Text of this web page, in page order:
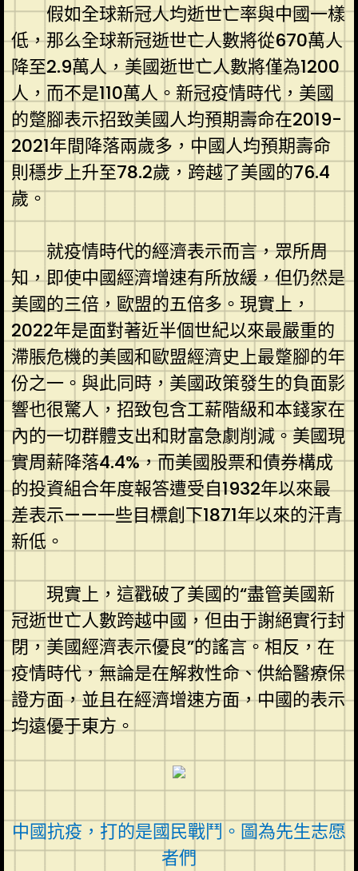
假如全球新冠人均逝世亡率與中國一樣
低，那么全球新冠逝世亡人數將從670萬人
降至2.9萬人，美國逝世亡人數將僅為1200
人，而不是110萬人。新冠疫情時代，美國
的蹩腳表示招致美國人均預期壽命在2019-
2021年間降落兩歲多，中國人均預期壽命
則穩步上升至78.2歲，跨越了美國的76.4
歲。
就疫情時代的經濟表示而言，眾所周
知，即使中國經濟增速有所放緩，但仍然是
美國的三倍，歐盟的五倍多。現實上，
2022年是面對著近半個世紀以來最嚴重的
滯脹危機的美國和歐盟經濟史上最蹩腳的年
份之一。與此同時，美國政策發生的負面影
響也很驚人，招致包含工薪階級和本錢家在
內的一切群體支出和財富急劇削減。美國現
實周薪降落4.4%，而美國股票和債券構成
的投資組合年度報答遭受自1932年以來最
差表示——一些目標創下1871年以來的汗青
新低。
現實上，這戳破了美國的“盡管美國新
冠逝世亡人數跨越中國，但由于謝絕實行封
閉，美國經濟表示優良”的謠言。相反，在
疫情時代，無論是在解救性命、供給醫療保
證方面，並且在經濟增速方面，中國的表示
均遠優于東方。
中國抗疫，打的是國民戰鬥。圖為先生志愿
者們